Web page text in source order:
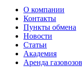
О компании
Контакты
Пункты обмена
Новости
Статьи
Академия
Аренда газовозов